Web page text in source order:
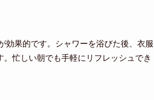
効果的です。シャワーを浴びた後、衣服
忙しい朝でも手軽にリフレッシュでき